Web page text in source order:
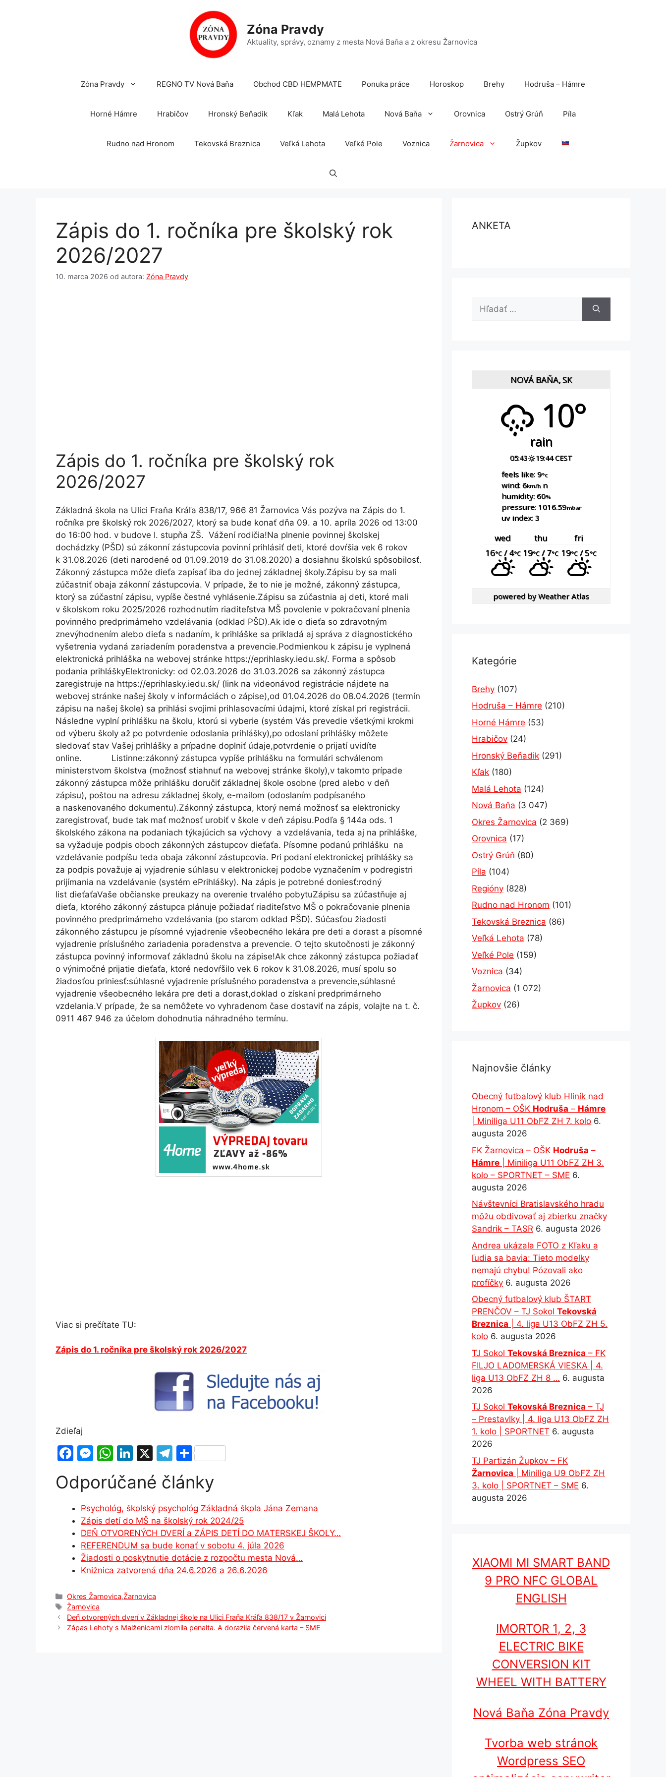
Zóna Pravdy
Aktuality, správy, oznamy z mesta Nová Baňa a z okresu Žarnovica
Zóna Pravdy REGNO TV Nová Baňa Obchod CBD HEMPMATE Ponuka práce Horoskop Brehy Hodruša – Hámre
Horné Hámre Hrabičov Hronský Beňadik Kľak Malá Lehota Nová Baňa Orovnica Ostrý Grúň Píla
Rudno nad Hronom Tekovská Breznica Veľká Lehota Veľké Pole Voznica Žarnovica Župkov
Zápis do 1. ročníka pre školský rok
2026/2027
10. marca 2026 od autora: Zóna Pravdy
Zápis do 1. ročníka pre školský rok
2026/2027
Základná škola na Ulici Fraňa Kráľa 838/17, 966 81 Žarnovica Vás pozýva na Zápis do 1.
ročníka pre školský rok 2026/2027, ktorý sa bude konať dňa 09. a 10. apríla 2026 od 13:00
do 16:00 hod. v budove I. stupňa ZŠ. Vážení rodičia!Na plnenie povinnej školskej
dochádzky (PŠD) sú zákonní zástupcovia povinní prihlásiť deti, ktoré dovŕšia vek 6 rokov
k 31.08.2026 (deti narodené od 01.09.2019 do 31.08.2020) a dosiahnu školskú spôsobilosť.
Zákonný zástupca môže dieťa zapísať iba do jednej základnej školy.Zápisu by sa mali
zúčastniť obaja zákonní zástupcovia. V prípade, že to nie je možné, zákonný zástupca,
ktorý sa zúčastní zápisu, vypíše čestné vyhlásenie.Zápisu sa zúčastnia aj deti, ktoré mali
v školskom roku 2025/2026 rozhodnutím riaditeľstva MŠ povolenie v pokračovaní plnenia
povinného predprimárneho vzdelávania (odklad PŠD).Ak ide o dieťa so zdravotným
znevýhodnením alebo dieťa s nadaním, k prihláške sa prikladá aj správa z diagnostického
vyšetrenia vydaná zariadením poradenstva a prevencie.Podmienkou k zápisu je vyplnená
elektronická prihláška na webovej stránke https://eprihlasky.iedu.sk/. Forma a spôsob
podania prihláškyElektronicky: od 02.03.2026 do 31.03.2026 sa zákonný zástupca
zaregistruje na https://eprihlasky.iedu.sk/ (link na videonávod registrácie nájdete na
webovej stránke našej školy v informáciách o zápise),od 01.04.2026 do 08.04.2026 (termín
zápisu na našej škole) sa prihlási svojimi prihlasovacími údajmi, ktoré získal pri registrácii.
Následne vyplní prihlášku na školu, ktorú si vyberie (systém Vás prevedie všetkými krokmi
od výberu školy až po potvrdenie odoslania prihlášky),po odoslaní prihlášky môžete
sledovať stav Vašej prihlášky a prípadne doplniť údaje,potvrdenie o prijatí uvidíte
online. Listinne:zákonný zástupca vypíše prihlášku na formulári schválenom
ministerstvom školstva (možnosť stiahnuť na webovej stránke školy),v takomto prípade
zákonný zástupca môže prihlášku doručiť základnej škole osobne (pred alebo v deň
zápisu), poštou na adresu základnej školy, e-mailom (odoslaním podpísaného
a naskenovaného dokumentu).Zákonný zástupca, ktorý nemá možnosť sa elektronicky
zaregistrovať, bude tak mať možnosť urobiť v škole v deň zápisu.Podľa § 144a ods. 1
školského zákona na podaniach týkajúcich sa výchovy a vzdelávania, teda aj na prihláške,
sa vyžaduje podpis oboch zákonných zástupcov dieťaťa. Písomne podanú prihlášku na
vzdelávanie podpíšu teda obaja zákonní zástupcovia. Pri podaní elektronickej prihlášky sa
za podpis považuje aj vyjadrenie súhlasu v elektronickej podobe vyznačením v podregistri
prijímania na vzdelávanie (systém ePrihlášky). Na zápis je potrebné doniesť:rodný
list dieťaťaVaše občianske preukazy na overenie trvalého pobytuZápisu sa zúčastňuje aj
dieťa, ktorého zákonný zástupca plánuje požiadať riaditeľstvo MŠ o pokračovanie plnenia
povinného predprimárneho vzdelávania (po starom odklad PŠD). Súčasťou žiadosti
zákonného zástupcu je písomné vyjadrenie všeobecného lekára pre deti a dorast a písomné
vyjadrenie príslušného zariadenia poradenstva a prevencie. O tejto skutočnosti je zákonný
zástupca povinný informovať základnú školu na zápise!Ak chce zákonný zástupca požiadať
o výnimočné prijatie dieťaťa, ktoré nedovŕšilo vek 6 rokov k 31.08.2026, musí spolu so
žiadosťou priniesť:súhlasné vyjadrenie príslušného poradenstva a prevencie,súhlasné
vyjadrenie všeobecného lekára pre deti a dorast,doklad o získaní predprimárneho
vzdelania.V prípade, že sa nemôžete vo vyhradenom čase dostaviť na zápis, volajte na t. č.
0911 467 946 za účelom dohodnutia náhradného termínu.
Viac si prečítate TU:
Zápis do 1. ročníka pre školský rok 2026/2027
Zdieľaj
F
c
e
b
o
o
k
M
s
s
e
n
g
er
W
at
s
A
p
p
Li
k
e
dI
n
X
T
e
gr
a
m
S
ar
e
Odporúčané články
Psychológ, školský psychológ Základná škola Jána Zemana
Zápis detí do MŠ na školský rok 2024/25
DEŇ OTVORENÝCH DVERÍ a ZÁPIS DETÍ DO MATERSKEJ ŠKOLY…
REFERENDUM sa bude konať v sobotu 4. júla 2026
Žiadosti o poskytnutie dotácie z rozpočtu mesta Nová…
Knižnica zatvorená dňa 24.6.2026 a 26.6.2026
Kategórie
Okres Žarnovica,Žarnovica
Značky
Žarnovica
Deň otvorených dverí v Základnej škole na Ulici Fraňa Kráľa 838/17 v Žarnovici
Zápas Lehoty s Malženicami zlomila penalta. A dorazila červená karta – SME
ANKETA
Hľadať:
NOVÁ BAŇA, SK
10°
rain
05:43 19:44 CEST
feels like: 9°c
wind: 6km/hn
humidity: 60%
pressure: 1016.59mbar
uv index: 3
wed thu
fri
16°C/ 4°C 19°C/ 7°C 19°C/ 5°C
powered byWeather Atlas
Kategórie
Brehy (107)
Hodruša – Hámre (210)
Horné Hámre (53)
Hrabičov (24)
Hronský Beňadik (291)
Kľak (180)
Malá Lehota (124)
Nová Baňa (3 047)
Okres Žarnovica (2 369)
Orovnica (17)
Ostrý Grúň (80)
Píla (104)
Regióny (828)
Rudno nad Hronom (101)
Tekovská Breznica (86)
Veľká Lehota (78)
Veľké Pole (159)
Voznica (34)
Žarnovica (1 072)
Župkov (26)
Najnovšie články
Obecný futbalový klub Hliník nad
Hronom – OŠK Hodruša – Hámre
| Miniliga U11 ObFZ ZH 7. kolo 6.
augusta 2026
FK Žarnovica – OŠK Hodruša –
Hámre | Miniliga U11 ObFZ ZH 3.
kolo – SPORTNET – SME 6.
augusta 2026
Návštevníci Bratislavského hradu
môžu obdivovať aj zbierku značky
Sandrik – TASR 6. augusta 2026
Andrea ukázala FOTO z Kľaku a
ľudia sa bavia: Tieto modelky
nemajú chybu! Pózovali ako
profíčky 6. augusta 2026
Obecný futbalový klub ŠTART
PRENČOV – TJ Sokol Tekovská
Breznica | 4. liga U13 ObFZ ZH 5.
kolo 6. augusta 2026
TJ Sokol Tekovská Breznica – FK
FILJO LADOMERSKÁ VIESKA | 4.
liga U13 ObFZ ZH 8 … 6. augusta
2026
TJ Sokol Tekovská Breznica – TJ
– Prestavlky | 4. liga U13 ObFZ ZH
1. kolo | SPORTNET 6. augusta
2026
TJ Partizán Župkov – FK
Žarnovica | Miniliga U9 ObFZ ZH
3. kolo | SPORTNET – SME 6.
augusta 2026
XIAOMI MI SMART BAND
9 PRO NFC GLOBAL
ENGLISH
IMORTOR 1, 2, 3
ELECTRIC BIKE
CONVERSION KIT
WHEEL WITH BATTERY
Nová Baňa Zóna Pravdy
Tvorba web stránok
Wordpress SEO